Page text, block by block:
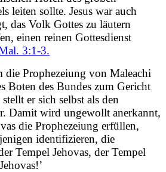
leiten sollte. Jesus war auch
das Volk Gottes zu läutern
einen reinen Gottesdienst
3:1-3.
die Prophezeiung von Maleachi
Boten des Bundes zum Gericht
er sich selbst als den
Damit wird ungewollt anerkannt,
die Prophezeiung erfüllen,
identifizieren, die
Tempel Jehovas, der Tempel